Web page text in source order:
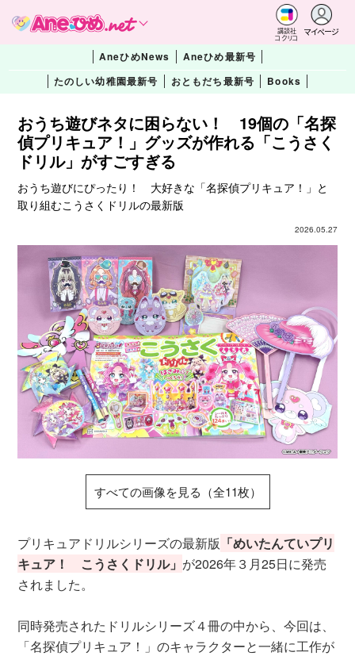
講談社
コクリコ
マイページ
AneひめNews
Aneひめ最新号
たのしい幼稚園最新号
おともだち最新号 Books
おうち遊びネタに困らない！ 19個の「名探
偵プリキュア！」グッズが作れる「こうさく
ドリル」がすごすぎる
おうち遊びにぴったり！ 大好きな「名探偵プリキュア！」と
取り組むこうさくドリルの最新版
2026.05.27
すべての画像を見る（全11枚）
プリキュアドリルシリーズの最新版 「めいたんていプリ
キュア！ こうさくドリル」 が2026年３月25日に発売
されました。
同時発売されたドリルシリーズ４冊の中から、今回は、
「名探偵プリキュア！」のキャラクターと一緒に工作が